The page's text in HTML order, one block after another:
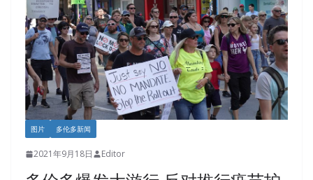
图片 多伦多新闻
2021年9月18日 Editor